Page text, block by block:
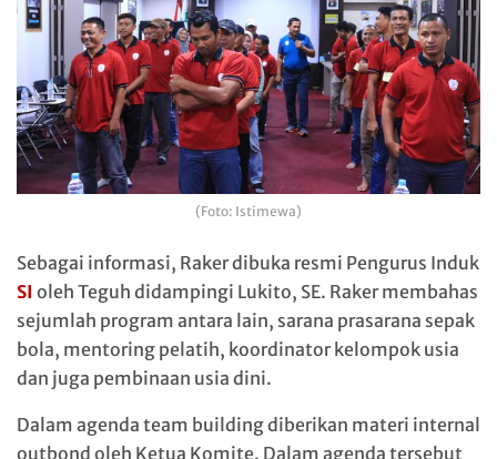
(Foto: Istimewa)
Sebagai informasi, Raker dibuka resmi Pengurus Induk
SI oleh Teguh didampingi Lukito, SE. Raker membahas
sejumlah program antara lain, sarana prasarana sepak
bola, mentoring pelatih, koordinator kelompok usia
dan juga pembinaan usia dini.
Dalam agenda team building diberikan materi internal
outbond oleh Ketua Komite. Dalam agenda tersebut